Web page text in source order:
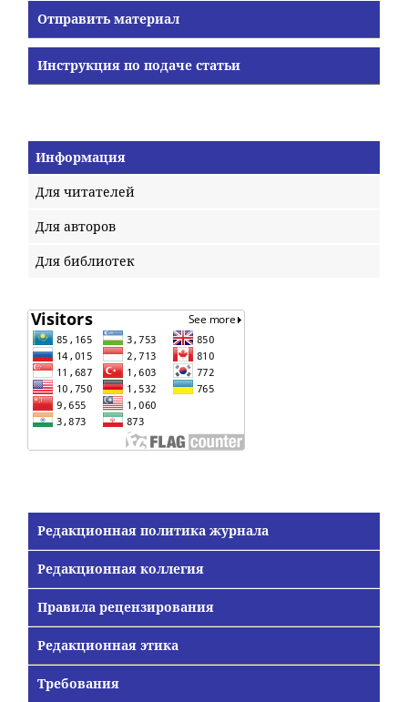
Отправить материал
Инструкция по подаче статьи
Информация
Для читателей
Для авторов
Для библиотек
Редакционная политика журнала
Редакционная коллегия
Правила рецензирования
Редакционная этика
Требования